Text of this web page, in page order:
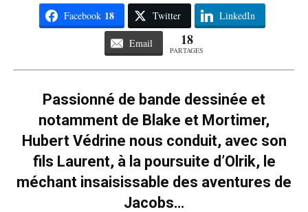
Facebook 18 Twitter LinkedIn
Email 18
PARTAGES
Passionné de bande dessinée et
notamment de Blake et Mortimer,
Hubert Védrine nous conduit, avec son
fils Laurent, à la poursuite d’Olrik, le
méchant insaisissable des aventures de
Jacobs…